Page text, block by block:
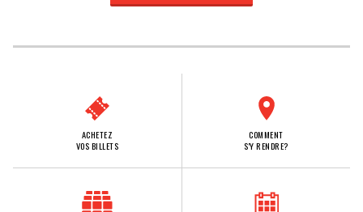
ACHETEZ
VOS BILLETS
COMMENT
S'Y RENDRE?